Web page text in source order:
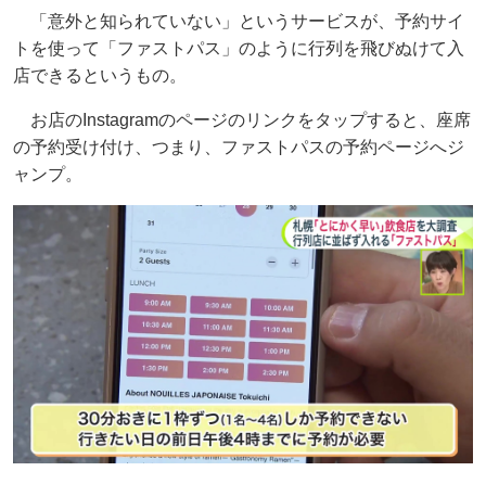
「意外と知られていない」というサービスが、予約サイ
トを使って「ファストパス」のように行列を飛びぬけて入
店できるというもの。
お店のInstagramのページのリンクをタップすると、座席
の予約受け付け、つまり、ファストパスの予約ページへジ
ャンプ。